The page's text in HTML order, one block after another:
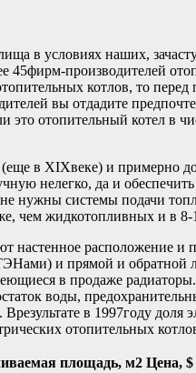
в условиях наших,
45фирм-производителей
котлов, то
вы отдадите
это отопительный котел
в XIXвеке) и примерно
нелегко, да и
нужны системы подачи
чем жидкотопливных и в 8-
расположение и
и прямой и
в продаже
воды,
в 1997году
отопительных
площадь, м2 Цена, $